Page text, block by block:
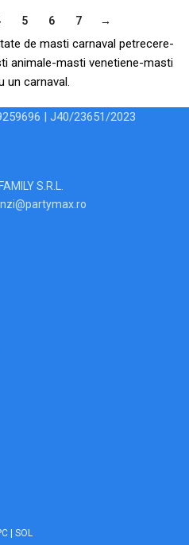
5 6 7 →
de masti carnaval petrecere-
animale-masti venetiene-masti
un carnaval.
| J40/23651/2023
S.R.L.
| SOL